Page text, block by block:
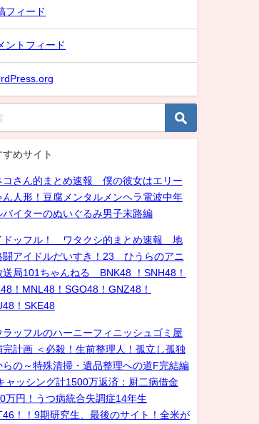
フィード
ントフィード
すめサイト
コさん的まとめ速報 僕の彼女はエリー
ん人形！豆腐メンタルメンヘラ電波中年
バイターのぬいぐるみ男子末路編
ドッフル！ ワタクシ的まとめ速報 地
闘アイドルだいすき！23 ひうらのアニ
送局101ちゃんねる BNK48 ！SNH48！
！MNL48！SGO48！GNZ48！
！SKE48
ラッフルのハーニーフィニッシュゴミ屋
完計画 ＜必殺！生前整理人！孤立し孤独
らの～特殊清掃・遺品整理への道F完結編
ャッシング計1500万返済：厨二病借金
万円！うつ病統合失調症14年生
！！9期研究生、最後のサイト！全米が